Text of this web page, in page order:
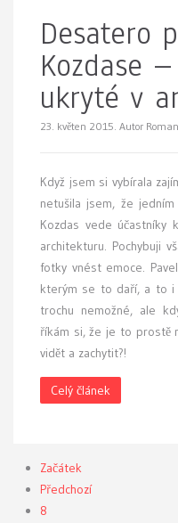
Desatero
Kozdase
ukryté v
23. květen 2015. Autor
Když jsem si vybírala
netušila jsem, že
Kozdas vede účastníky
architekturu. Pochybuji
fotky vnést emoce.
kterým se to daří, a to i
trochu nemožné, ale
říkám si, že je to prostě
vidět a zachytit?!
Celý článek
Začátek
Předchozí
8